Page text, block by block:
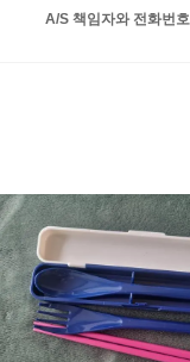
A/S 책임자와 전화번호